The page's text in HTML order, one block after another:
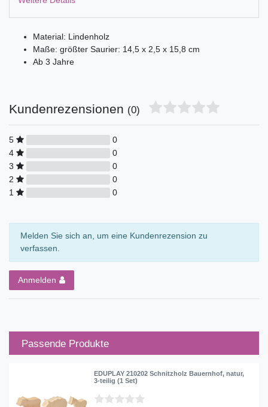
Material: Lindenholz
Maße: größter Saurier: 14,5 x 2,5 x 15,8 cm
Ab 3 Jahre
Kundenrezensionen (0)
5
0
4
0
3
0
2
0
1
0
Melden Sie sich an, um eine Kundenrezension zu
verfassen.
Anmelden
Passende Produkte
EDUPLAY 210202 Schnitzholz Bauernhof, natur,
3-teilig (1 Set)